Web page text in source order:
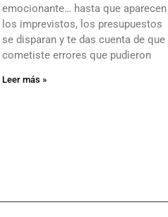
emocionante… hasta que aparecen
los imprevistos, los presupuestos
se disparan y te das cuenta de que
cometiste errores que pudieron
Leer más »